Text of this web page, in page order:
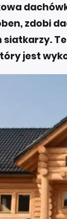
zdobi
siatkarzy.
jest